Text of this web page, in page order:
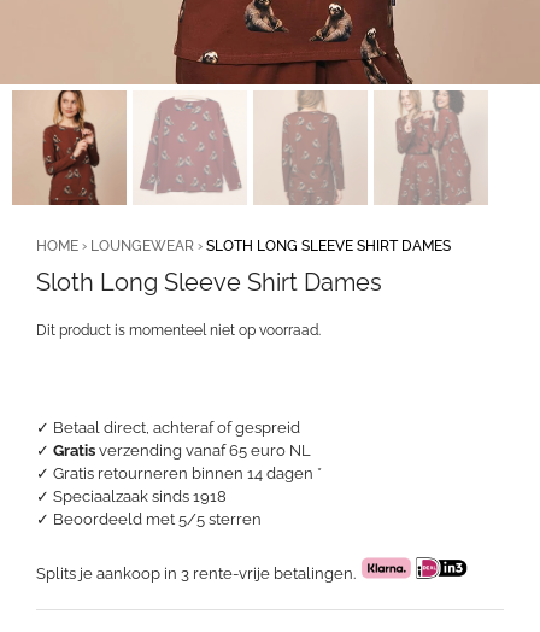
✓ Betaal direct, achteraf of gespreid
✓ Gratis verzending vanaf 65 euro NL
✓ Gratis retourneren binnen 14 dagen *
✓ Speciaalzaak sinds 1918
✓ Beoordeeld met 5/5 sterren
Splits je aankoop in 3 rente-vrije betalingen.
HOME › LOUNGEWEAR › SLOTH LONG SLEEVE SHIRT DAMES
Sloth Long Sleeve Shirt Dames
Dit product is momenteel niet op voorraad.